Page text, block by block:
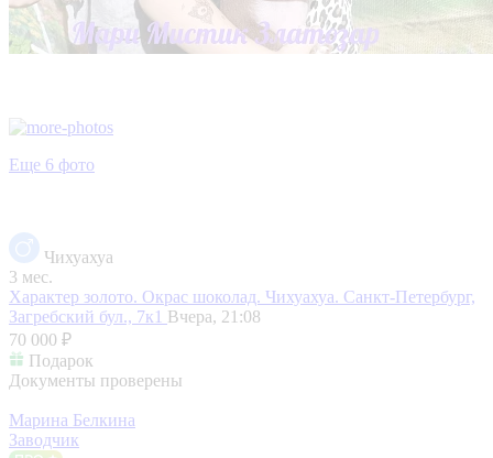
Еще 6 фото
Чихуахуа
3 мес.
Характер золото. Окрас шоколад. Чихуахуа. Санкт-Петербург,
Загребский бул., 7к1 Вчера, 21:08
70 000 ₽
Подарок
Документы проверены
Марина Белкина
Заводчик